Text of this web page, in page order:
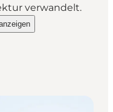
verwandelt.
von Vejle"
von Vejle on_map